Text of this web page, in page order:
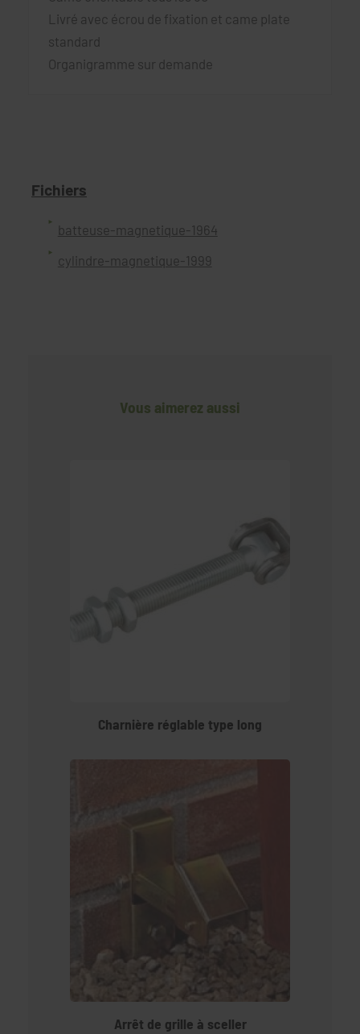
Livré avec écrou de fixation et came plate
standard
Organigramme sur demande
Fichiers
batteuse-magnetique-1964
cylindre-magnetique-1999
Vous aimerez aussi
Charnière réglable type long
Arrêt de grille à sceller